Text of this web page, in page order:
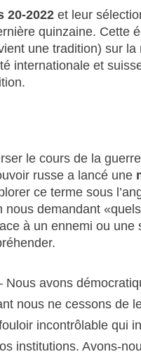
20-2022 et leur
quinzaine. Cette
une tradition) sur la
internationale et
le cours de la
russe a lancé une
ce terme sous
nous demandant
à un ennemi ou
Nous avons
nous ne cessons de
incontrôlable qui
institutions. Avons-